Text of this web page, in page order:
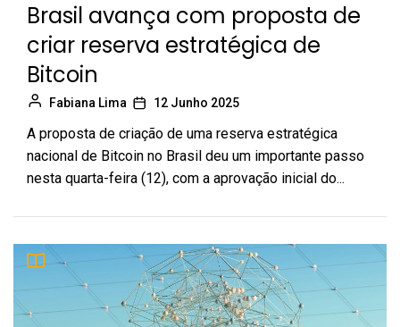
Brasil avança com proposta de
criar reserva estratégica de
Bitcoin
Fabiana Lima 12 Junho 2025
A proposta de criação de uma reserva estratégica
nacional de Bitcoin no Brasil deu um importante passo
nesta quarta-feira (12), com a aprovação inicial do...